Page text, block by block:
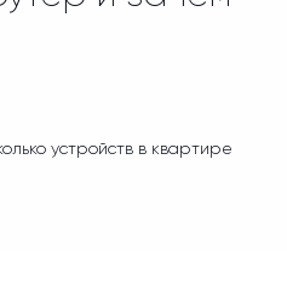
устройств в квартире